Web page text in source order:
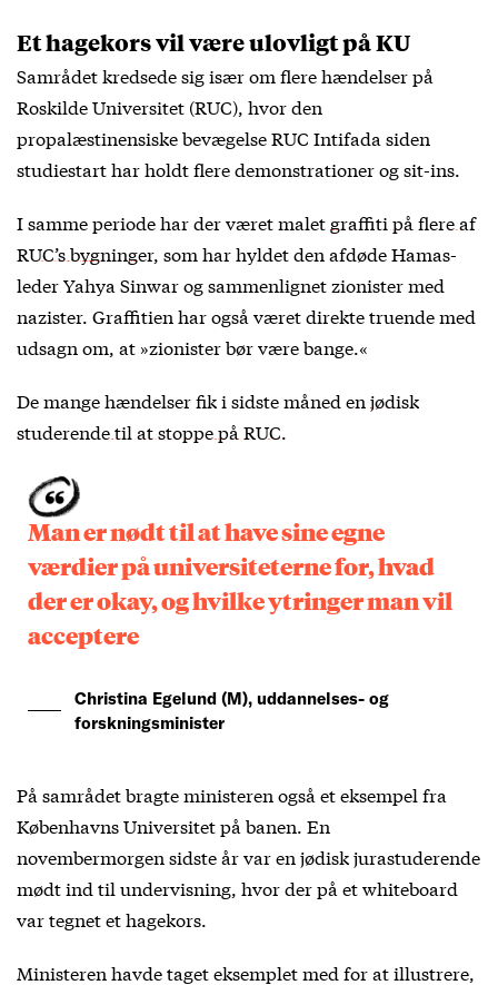
Et hagekors vil være ulovligt på KU
Samrådet kredsede sig især om flere hændelser på
Roskilde Universitet (RUC), hvor den
propalæstinensiske bevægelse RUC Intifada siden
studiestart har holdt flere demonstrationer og sit-ins.
I samme periode har der været malet graffiti på flere af
RUC’s bygninger, som har hyldet den afdøde Hamas-
leder Yahya Sinwar og sammenlignet zionister med
nazister. Graffitien har også været direkte truende med
udsagn om, at »zionister bør være bange.«
De mange hændelser fik i sidste måned en jødisk
studerende til at stoppe på RUC.
Man er nødt til at have sine egne
værdier på universiteterne for, hvad
der er okay, og hvilke ytringer man vil
acceptere
Christina Egelund (M), uddannelses- og
forskningsminister
På samrådet bragte ministeren også et eksempel fra
Københavns Universitet på banen. En
novembermorgen sidste år var en jødisk jurastuderende
mødt ind til undervisning, hvor der på et whiteboard
var tegnet et hagekors.
Ministeren havde taget eksemplet med for at illustrere,